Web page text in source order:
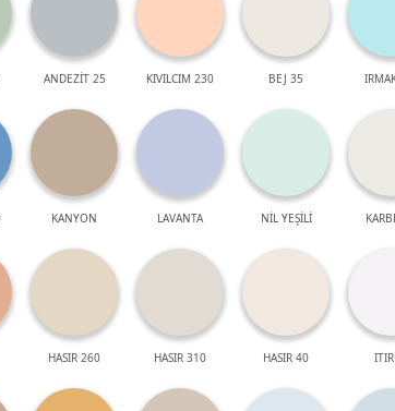
ANDEZİT 25 KIVILCIM 230 BEJ 35
KANYON LAVANTA NİL YEŞİLİ
HASIR 260 HASIR 310 HASIR 40